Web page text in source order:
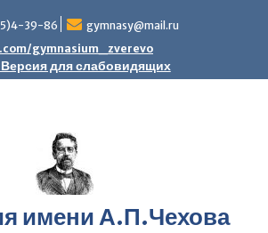
39-86
gymnasy@mail.ru
gymnasium_zverevo
для слабовидящих
имени А.П.Чехова